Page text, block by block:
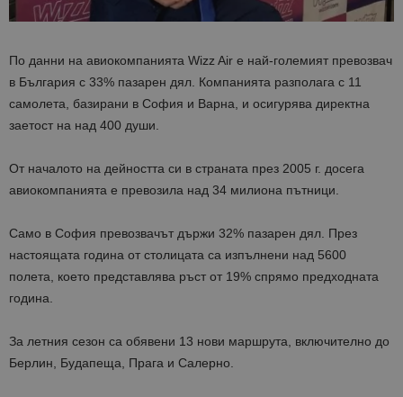
По данни на авиокомпанията Wizz Air е най-големият превозвач
в България с 33% пазарен дял. Компанията разполага с 11
самолета, базирани в София и Варна, и осигурява директна
заетост на над 400 души.
От началото на дейността си в страната през 2005 г. досега
авиокомпанията е превозила над 34 милиона пътници.
Само в София превозвачът държи 32% пазарен дял. През
настоящата година от столицата са изпълнени над 5600
полета, което представлява ръст от 19% спрямо предходната
година.
За летния сезон са обявени 13 нови маршрута, включително до
Берлин, Будапеща, Прага и Салерно.